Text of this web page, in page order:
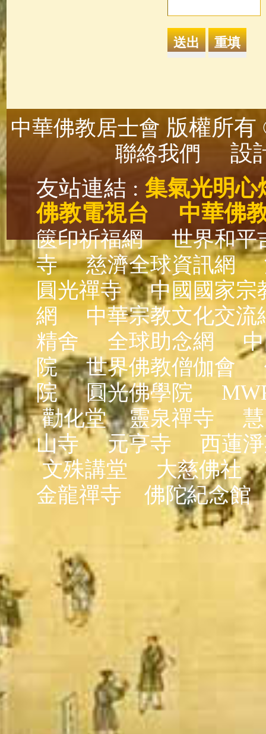
中華佛教居士會 版權所
聯絡我們
設
友站連結 : 集氣光明心
佛教電視台
中華佛
篋印祈福網
世界和平
寺
慈濟全球資訊網
圓光禪寺
中國國家宗
網
中華宗教文化交流
精舍
全球助念網
院
世界佛教僧伽會
院
圓光佛學院
勸化堂
靈泉禪寺
山寺
元亨寺
西蓮
文殊講堂
大慈佛社
金龍禪寺
佛陀紀念館